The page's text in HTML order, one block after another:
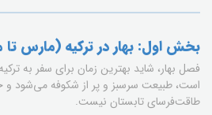
بخش اول: بهار در ترکیه (مارس تا
فصل بهار، شاید بهترین زمان برای سفر به
است، طبیعت سرسبز و پر از شکوفه می‌شود و
طاقت‌فرسای تابستان نیست.